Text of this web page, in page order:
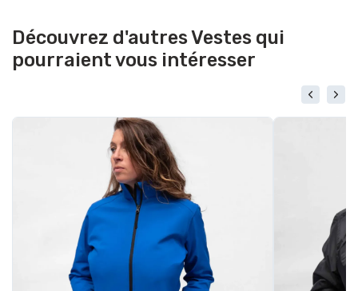
Découvrez d'autres Vestes qui
pourraient vous intéresser